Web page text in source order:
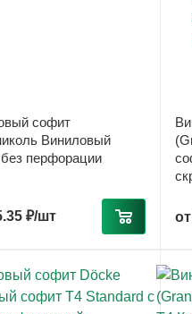
софит
Виниловый
перфорации
₽/шт от